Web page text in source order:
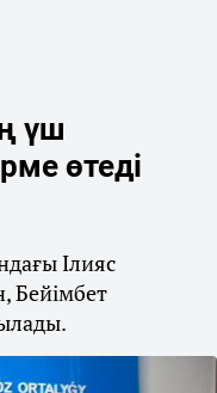
үш
өтеді
Ілияс
Бейімбет